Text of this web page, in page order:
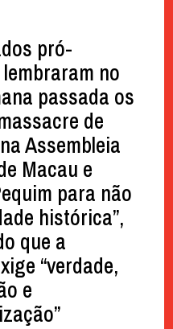
pró-
no
passada os
de
Assembleia
Macau e
para não
histórica”,
que a
“verdade,
e